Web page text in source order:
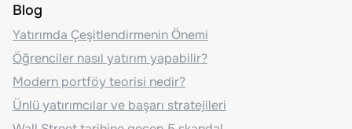
Blog
Yatırımda Çeşitlendirmenin Önemi
Öğrenciler nasıl yatırım yapabilir?
Modern portföy teorisi nedir?
Ünlü yatırımcılar ve başarı stratejileri